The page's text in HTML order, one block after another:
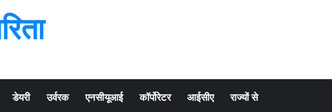
डेयरी उर्वरक एनसीयूआई कॉर्पोरेटर आईसीए राज्यों से